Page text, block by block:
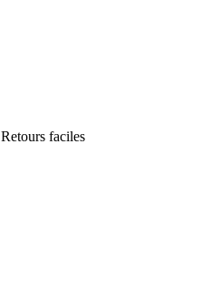
Retours faciles